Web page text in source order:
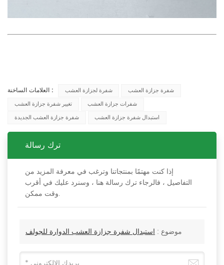
العلامات الساخنة : شفرة لجزازة العشب
شفرة جزازة العشب
تغيير شفرة جزازة العشب
شفرات جزازة العشب
شفرة جزازة العشب الجديدة
استبدال شفرة جزازة العشب
ترك رسالة
إذا كنت مهتمًا بمنتجاتنا وترغب في معرفة المزيد من
التفاصيل ، فالرجاء ترك رسالة هنا ، وسنرد عليك في أقرب
وقت ممكن.
موضوع : استبدال شفرة جزازة العشب الدوارة للجولف